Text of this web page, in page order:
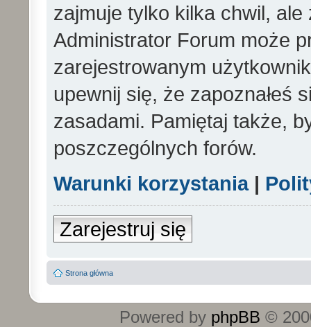
zajmuje tylko kilka chwil,
Administrator Forum może
zarejestrowanym
upewnij się, że zapoznałeś
zasadami. Pamiętaj także,
poszczególnych forów.
Warunki korzystania|
Zarejestruj się
Strona główna
Powered by phpBB ©